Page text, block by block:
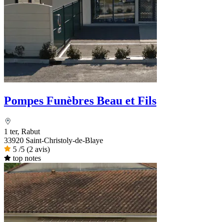
Pompes Funèbres Beau et Fils
1 ter, Rabut
33920 Saint-Christoly-de-Blaye
5 /5 (2 avis)
top notes